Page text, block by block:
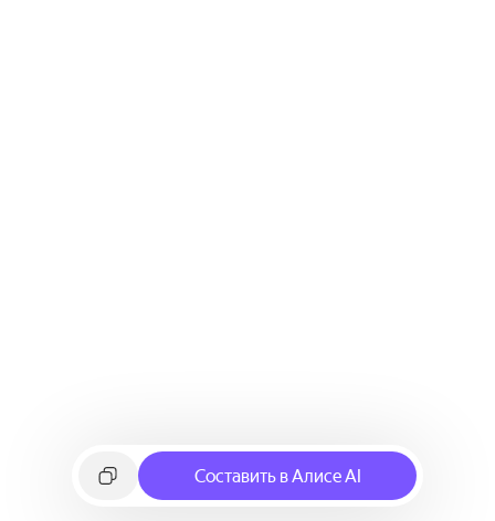
Составить в Алисе AI